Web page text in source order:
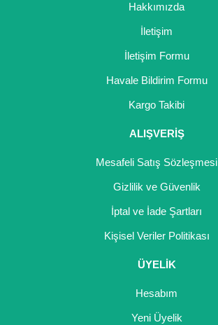
Hakkımızda
İletişim
İletişim Formu
Havale Bildirim Formu
Kargo Takibi
ALIŞVERİŞ
Mesafeli Satış Sözleşmesi
Gizlilik ve Güvenlik
İptal ve İade Şartları
Kişisel Veriler Politikası
ÜYELİK
Hesabım
Yeni Üyelik